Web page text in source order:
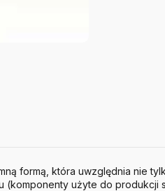
formą, która uwzględnia nie
(komponenty użyte do produkcji